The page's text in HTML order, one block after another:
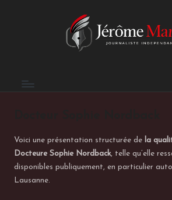
r
e
n
Voici une présentation structurée de la
Docteure Sophie Nordback, telle qu’elle
disponibles publiquement, en particulier
Lausanne.